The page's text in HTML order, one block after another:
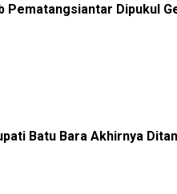
Pematangsiantar Dipukul
Batu Bara Akhirnya